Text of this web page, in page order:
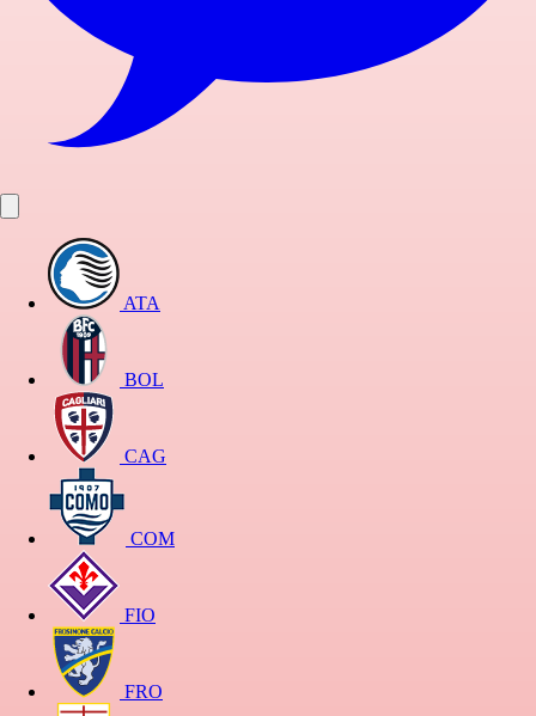
ATA
BOL
CAG
COM
FIO
FRO